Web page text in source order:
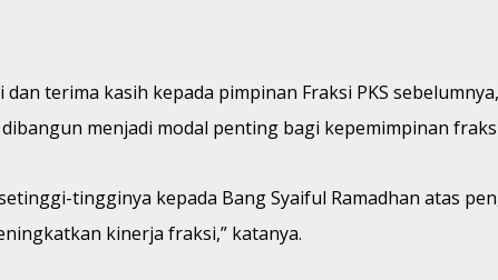
terima kasih kepada pimpinan Fraksi PKS
menjadi modal penting bagi kepemimpinan
tingginya kepada Bang Syaiful Ramadhan atas
kinerja fraksi,” katanya.